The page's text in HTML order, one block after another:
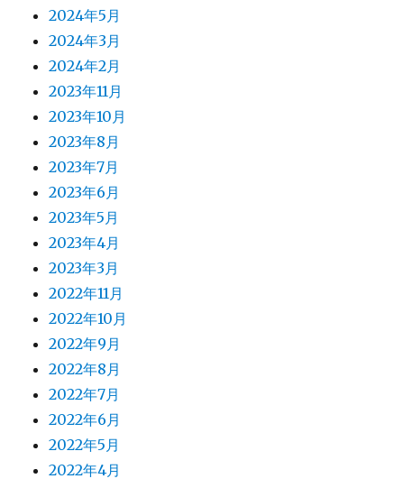
2024年5月
2024年3月
2024年2月
2023年11月
2023年10月
2023年8月
2023年7月
2023年6月
2023年5月
2023年4月
2023年3月
2022年11月
2022年10月
2022年9月
2022年8月
2022年7月
2022年6月
2022年5月
2022年4月